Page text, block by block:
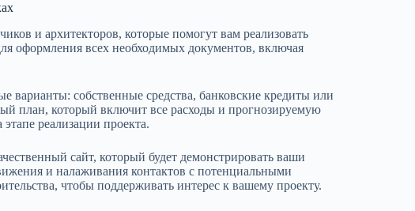
и архитекторов, которые помогут вам реализовать
оформления всех необходимых документов, включая
варианты: собственные средства, банковские кредиты или
план, который включит все расходы и прогнозируемую
реализации проекта.
сайт, который будет демонстрировать ваши
и налаживания контактов с потенциальными
чтобы поддерживать интерес к вашему проекту.